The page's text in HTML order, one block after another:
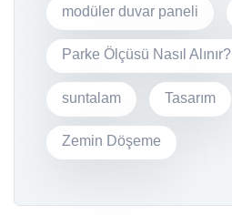
modüler duvar paneli
Parke Ölçüsü Nasıl Alınır?
suntalam Tasarım
Zemin Döşeme